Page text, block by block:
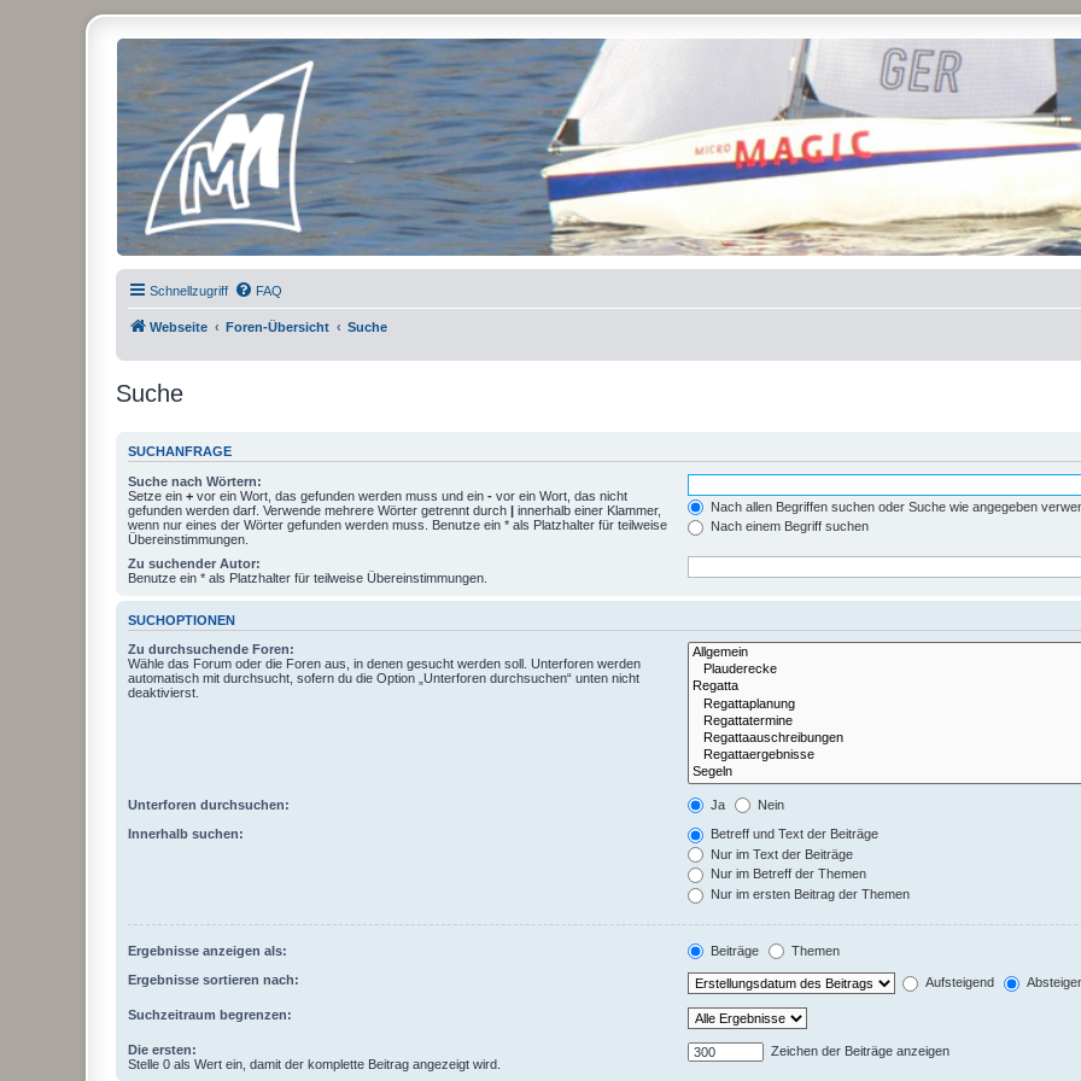
Micro Magic Forum Deutschland
Schnellzugriff FAQ
Webseite Foren-Übersicht Suche
Suche
SUCHANFRAGE
Suche nach Wörtern:
Setze ein + vor ein Wort, das gefunden werden muss und ein - vor ein Wort, das nicht
gefunden werden darf. Verwende mehrere Wörter getrennt durch | innerhalb einer Klammer,
wenn nur eines der Wörter gefunden werden muss. Benutze ein * als Platzhalter für teilweise
Übereinstimmungen.
Nach allen Begriffen suchen oder Suche wie angegeben
Nach einem Begriff suchen
Zu suchender Autor:
Benutze ein * als Platzhalter für teilweise Übereinstimmungen.
SUCHOPTIONEN
Zu durchsuchende Foren:
Wähle das Forum oder die Foren aus, in denen gesucht werden soll. Unterforen werden
automatisch mit durchsucht, sofern du die Option „Unterforen durchsuchen“ unten nicht
deaktivierst.
Unterforen durchsuchen: Ja Nein
Innerhalb suchen:
Betreff und Text der Beiträge
Nur im Text der Beiträge
Nur im Betreff der Themen
Nur im ersten Beitrag der Themen
Ergebnisse anzeigen als: Beiträge Themen
Ergebnisse sortieren nach: Aufsteigend
Suchzeitraum begrenzen:
Die ersten:
Stelle 0 als Wert ein, damit der komplette Beitrag angezeigt wird.
Zeichen der Beiträge anzeigen